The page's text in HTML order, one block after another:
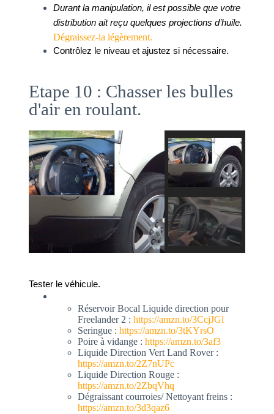
Durant la manipulation, il est possible que votre
Dégraissez-la légèrement.
Contrôlez le niveau et ajustez si nécessaire.
Etape 10 : Chasser les bulles
d'air en roulant.
Réservoir Bocal Liquide direction pour
Freelander 2 : https://amzn.to/3CcjJGl
Seringue : https://amzn.to/3tKYrsO
Poire à vidange : https://amzn.to/3af3
Liquide Direction Vert Land Rover :
https://amzn.to/2Z7nUPc
Liquide Direction Rouge :
https://amzn.to/2ZbqVhq
Dégraissant courroies/ Nettoyant freins :
https://amzn.to/3d3qaz6